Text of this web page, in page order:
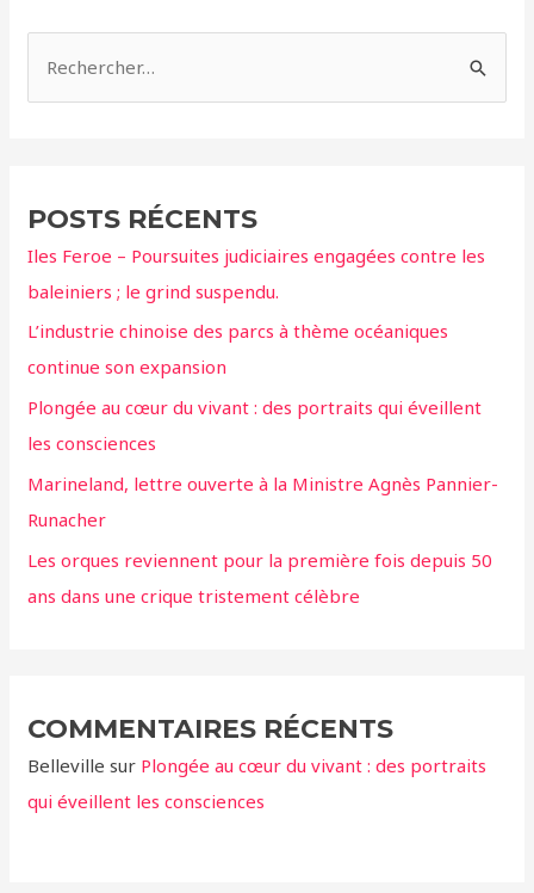
et
provocations
de
r
c
h
e
r
:
POSTS RÉCENTS
Iles Feroe – Poursuites judiciaires engagées contre les
baleiniers ; le grind suspendu.
L’industrie chinoise des parcs à thème océaniques
continue son expansion
Plongée au cœur du vivant : des portraits qui éveillent
les consciences
Marineland, lettre ouverte à la Ministre Agnès Pannier-
Runacher
Les orques reviennent pour la première fois depuis 50
ans dans une crique tristement célèbre
COMMENTAIRES RÉCENTS
Belleville sur Plongée au cœur du vivant : des portraits
qui éveillent les consciences